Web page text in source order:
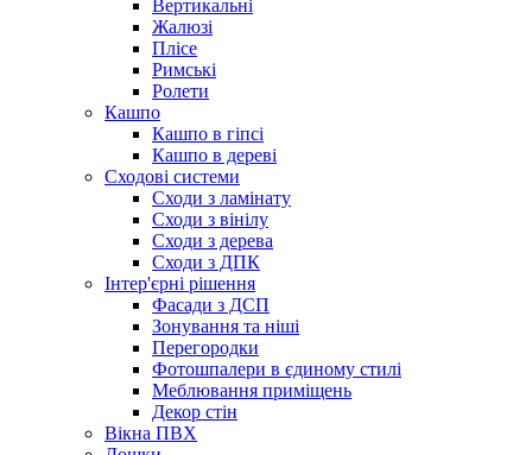
Вертикальні
Жалюзі
Плісе
Римські
Ролети
Кашпо
Кашпо в гіпсі
Кашпо в дереві
Сходові системи
Сходи з ламінату
Сходи з вінілу
Сходи з дерева
Сходи з ДПК
Інтер'єрні рішення
Фасади з ДСП
Зонування та ніші
Перегородки
Фотошпалери в єдиному стилі
Меблювання приміщень
Декор стін
Вікна ПВХ